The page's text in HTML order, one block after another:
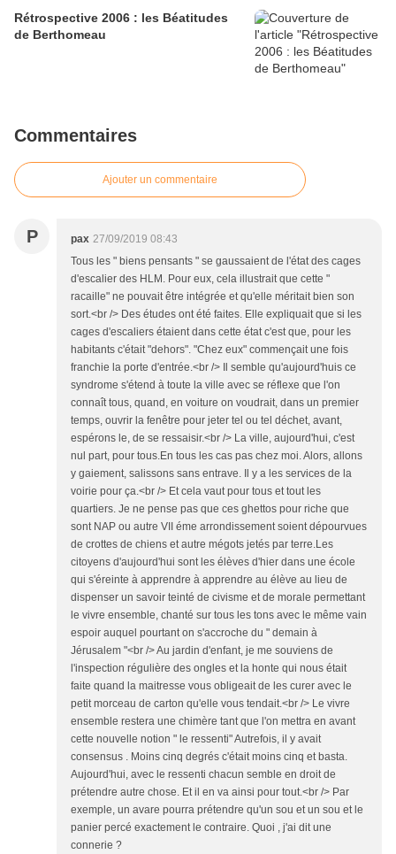
Rétrospective 2006 : les Béatitudes
de Berthomeau
Commentaires
Ajouter un commentaire
P pax 27/09/2019 08:43
Tous les " biens pensants " se gaussaient de l'état des cages
d'escalier des HLM. Pour eux, cela illustrait que cette "
racaille" ne pouvait être intégrée et qu'elle méritait bien son
sort.<br /> Des études ont été faites. Elle expliquait que si les
cages d'escaliers étaient dans cette état c'est que, pour les
habitants c'était "dehors". "Chez eux" commençait une fois
franchie la porte d'entrée.<br /> Il semble qu'aujourd'huis ce
syndrome s'étend à toute la ville avec se réflexe que l'on
connaît tous, quand, en voiture on voudrait, dans un premier
temps, ouvrir la fenêtre pour jeter tel ou tel déchet, avant,
espérons le, de se ressaisir.<br /> La ville, aujourd'hui, c'est
nul part, pour tous.En tous les cas pas chez moi. Alors, allons
y gaiement, salissons sans entrave. Il y a les services de la
voirie pour ça.<br /> Et cela vaut pour tous et tout les
quartiers. Je ne pense pas que ces ghettos pour riche que
sont NAP ou autre VII éme arrondissement soient dépourvues
de crottes de chiens et autre mégots jetés par terre.Les
citoyens d'aujourd'hui sont les élèves d'hier dans une école
qui s'éreinte à apprendre à apprendre au élève au lieu de
dispenser un savoir teinté de civisme et de morale permettant
le vivre ensemble, chanté sur tous les tons avec le même vain
espoir auquel pourtant on s'accroche du " demain à
Jérusalem "<br /> Au jardin d'enfant, je me souviens de
l'inspection régulière des ongles et la honte qui nous était
faite quand la maitresse vous obligeait de les curer avec le
petit morceau de carton qu'elle vous tendait.<br /> Le vivre
ensemble restera une chimère tant que l'on mettra en avant
cette nouvelle notion " le ressenti" Autrefois, il y avait
consensus . Moins cinq degrés c'était moins cinq et basta.
Aujourd'hui, avec le ressenti chacun semble en droit de
prétendre autre chose. Et il en va ainsi pour tout.<br /> Par
exemple, un avare pourra prétendre qu'un sou et un sou et le
panier percé exactement le contraire. Quoi , j'ai dit une
connerie ?